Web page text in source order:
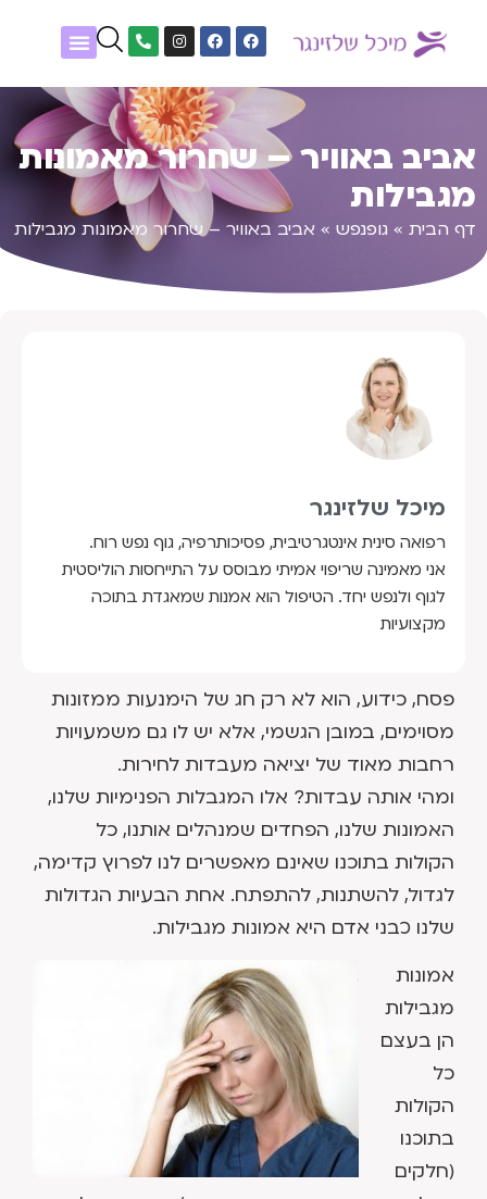
אביב באוויר – שחרור מאמונות
מגבילות
דף הבית » גופנפש » אביב באוויר – שחרור מאמונות מגבילות
מיכל שלזינגר
רפואה סינית אינטגרטיבית, פסיכותרפיה, גוף נפש רוח.
אני מאמינה שריפוי אמיתי מבוסס על התייחסות הוליסטית
לגוף ולנפש יחד. הטיפול הוא אמנות שמאגדת בתוכה
מקצועיות
פסח, כידוע, הוא לא רק חג של הימנעות ממזונות
מסוימים, במובן הגשמי, אלא יש לו גם משמעויות
רחבות מאוד של יציאה מעבדות לחירות.
ומהי אותה עבדות? אלו המגבלות הפנימיות שלנו,
האמונות שלנו, הפחדים שמנהלים אותנו, כל
הקולות בתוכנו שאינם מאפשרים לנו לפרוץ קדימה,
לגדול, להשתנות, להתפתח. אחת הבעיות הגדולות
שלנו כבני אדם היא אמונות מגבילות.
אמונות
מגבילות
הן בעצם
כל
הקולות
בתוכנו
(חלקים